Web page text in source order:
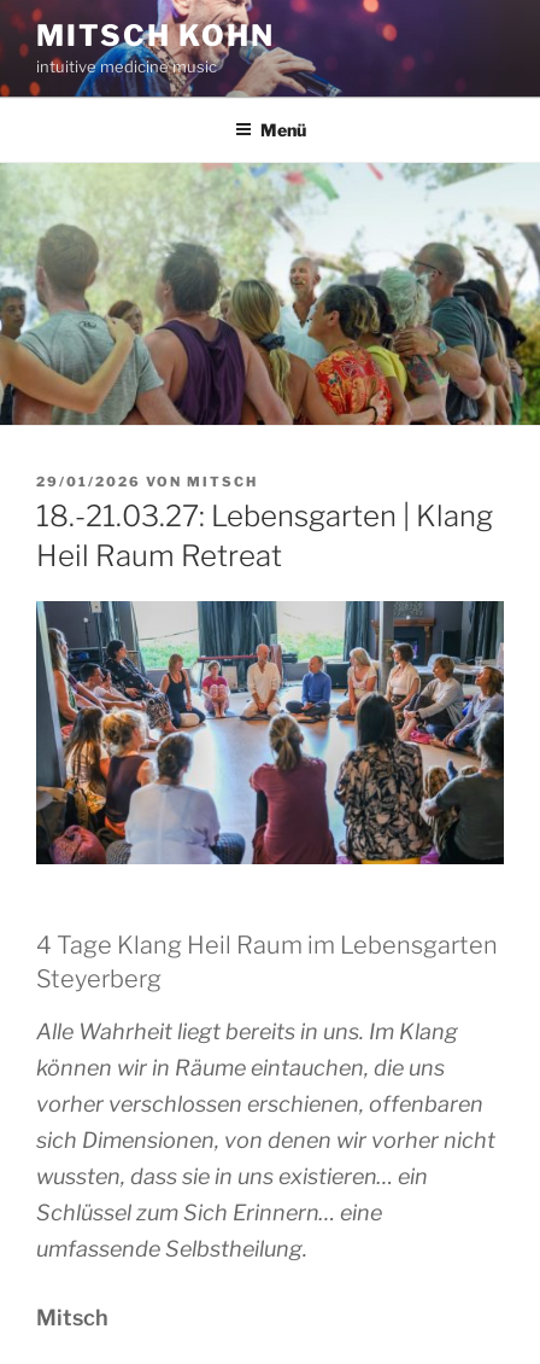
Zum
Inhalt
springen
MITSCH KOHN
intuitive medicine music
Menü
VERÖFFENTLICHT
AM
29/01/2026 VON MITSCH
18.-21.03.27: Lebensgarten | Klang
Heil Raum Retreat
4 Tage Klang Heil Raum im Lebensgarten
Steyerberg
Alle Wahrheit liegt bereits in uns. Im Klang
können wir in Räume eintauchen, die uns
vorher verschlossen erschienen, offenbaren
sich Dimensionen, von denen wir vorher nicht
wussten, dass sie in uns existieren… ein
Schlüssel zum Sich Erinnern… eine
umfassende Selbstheilung.
Mitsch